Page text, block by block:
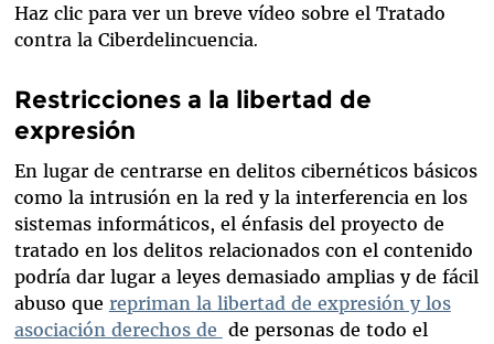
Haz clic para ver un breve vídeo sobre el Tratado
contra la Ciberdelincuencia.
Restricciones a la libertad de
expresión
En lugar de centrarse en delitos cibernéticos básicos
como la intrusión en la red y la interferencia en los
sistemas informáticos, el énfasis del proyecto de
tratado en los delitos relacionados con el contenido
podría dar lugar a leyes demasiado amplias y de fácil
abuso que repriman la libertad de expresión y los
asociación derechos de de personas de todo el